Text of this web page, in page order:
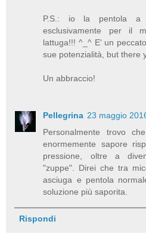
P.S.: io la pentola a
esclusivamente per il
lattuga!!! ^_^ E' un
sue potenzialità, but there
Un abbraccio!
Pellegrina 23 maggio
Personalmente trovo
enormemente sapore
pressione, oltre a
"zuppe". Direi che tra
asciuga e pentola
soluzione più saporita.
Rispondi